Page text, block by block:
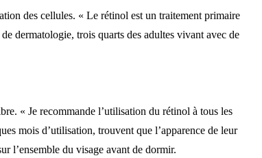
des cellules. « Le rétinol est un traitement primaire
dermatologie, trois quarts des adultes vivant avec de
« Je recommande l’utilisation du rétinol à tous les
mois d’utilisation, trouvent que l’apparence de leur
l’ensemble du visage avant de dormir.